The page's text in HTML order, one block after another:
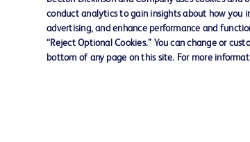
Nous contacter Paramètres des
conduct analytics to gain insights about how you
advertising, and enhance performance and
“Reject Optional Cookies.” You can change or
bottom of any page on this site. For more